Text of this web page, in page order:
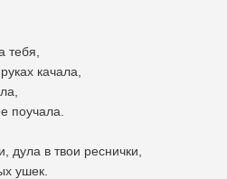
тебя,
качала,
поучала.
дула в твои реснички,
ушек.